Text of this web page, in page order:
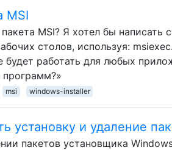
MSI
MSI? Я хотел бы написать
столов, используя:
будет работать для любых
программ?»
msi windows-installer
установку и удаление
пакетов установщика